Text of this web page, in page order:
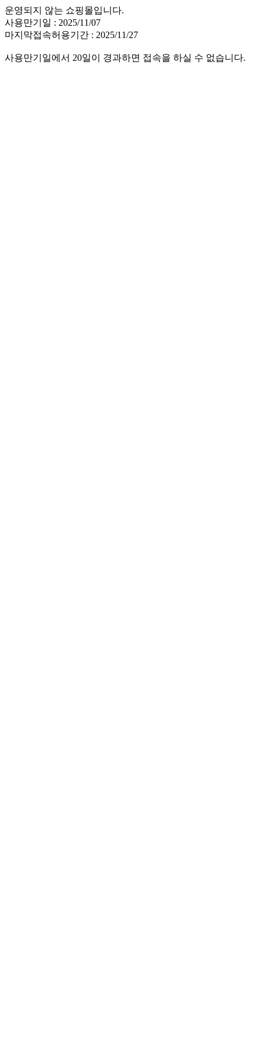
운영되지 않는 쇼핑몰입니다.
사용만기일 : 2025/11/07
마지막접속허용기간 : 2025/11/27
사용만기일에서 20일이 경과하면 접속을 하실 수 없습니다.